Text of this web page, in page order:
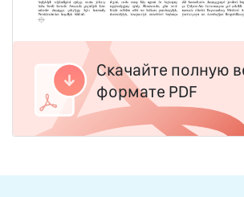
Скачайте полную
формате PDF